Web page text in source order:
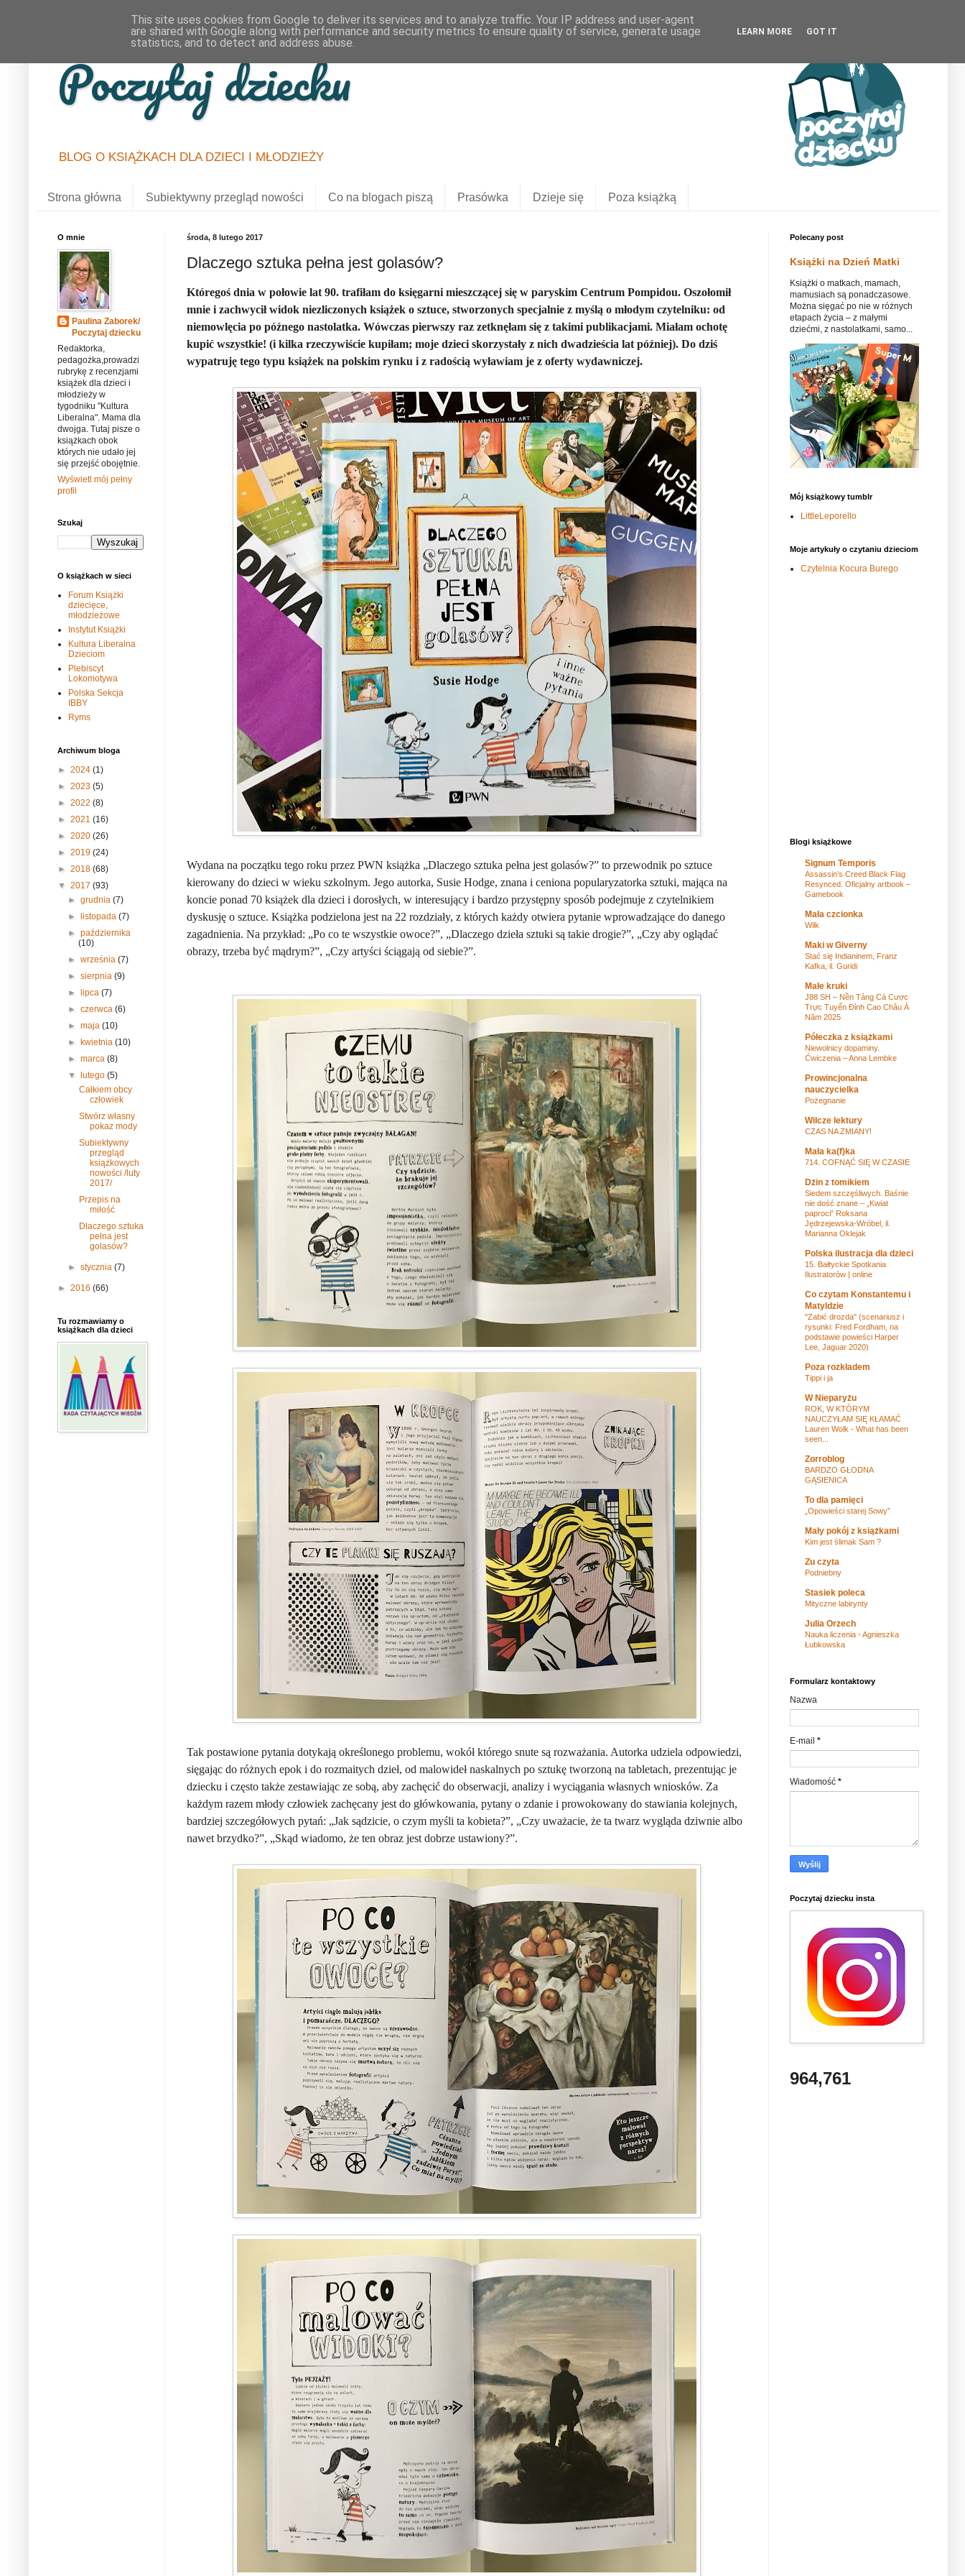
Poczytaj dziecku
BLOG O KSIĄŻKACH DLA DZIECI I MŁODZIEŻY
Strona główna Subiektywny przegląd nowości Co na blogach piszą Prasówka Dzieje się Poza książką
środa, 8 lutego 2017
Dlaczego sztuka pełna jest golasów?
Któregoś dnia w połowie lat 90. trafiłam do księgarni mieszczącej się w paryskim Centrum Pompidou. Oszołomił
mnie i zachwycił widok niezliczonych książek o sztuce, stworzonych specjalnie z myślą o młodym czytelniku: od
niemowlęcia po późnego nastolatka. Wówczas pierwszy raz zetknęłam się z takimi publikacjami. Miałam ochotę
kupić wszystkie! (i kilka rzeczywiście kupiłam; moje dzieci skorzystały z nich dwadzieścia lat później). Do dziś
wypatruję tego typu książek na polskim rynku i z radością wyławiam je z oferty wydawniczej.
Wydana na początku tego roku przez PWN książka „Dlaczego sztuka pełna jest golasów?” to przewodnik po sztuce
kierowany do dzieci w wieku szkolnym. Jego autorka, Susie Hodge, znana i ceniona popularyzatorka sztuki, mająca na
koncie ponad 70 książek dla dzieci i dorosłych, w interesujący i bardzo przystępny sposób podejmuje z czytelnikiem
dyskusję o sztuce. Książka podzielona jest na 22 rozdziały, z których każdy otwiera pytanie wprowadzające do danego
zagadnienia. Na przykład: „Po co te wszystkie owoce?”, „Dlaczego dzieła sztuki są takie drogie?”, „Czy aby oglądać
obrazy, trzeba być mądrym?”, „Czy artyści ściągają od siebie?”.
Tak postawione pytania dotykają określonego problemu, wokół którego snute są rozważania. Autorka udziela odpowiedzi,
sięgając do różnych epok i do rozmaitych dzieł, od malowideł naskalnych po sztukę tworzoną na tabletach, prezentując je
dziecku i często także zestawiając ze sobą, aby zachęcić do obserwacji, analizy i wyciągania własnych wniosków. Za
każdym razem młody człowiek zachęcany jest do główkowania, pytany o zdanie i prowokowany do stawiania kolejnych,
bardziej szczegółowych pytań: „Jak sądzicie, o czym myśli ta kobieta?”, „Czy uważacie, że ta twarz wygląda dziwnie albo
nawet brzydko?”, „Skąd wiadomo, że ten obraz jest dobrze ustawiony?”.
O mnie
Paulina Zaborek/
Poczytaj dziecku
Redaktorka,
pedagożka,prowadzi
rubrykę z recenzjami
książek dla dzieci i
młodzieży w
tygodniku "Kultura
Liberalna". Mama dla
dwojga. Tutaj pisze o
książkach obok
których nie udało jej
się przejść obojętnie.
Wyświetl mój pełny
profil
Szukaj
O książkach w sieci
Forum Książki
dziecięce,
młodzieżowe
Instytut Książki
Kultura Liberalna
Dzieciom
Plebiscyt
Lokomotywa
Polska Sekcja
IBBY
Ryms
Archiwum bloga
► 2024 (1)
► 2023 (5)
► 2022 (8)
► 2021 (16)
► 2020 (26)
► 2019 (24)
► 2018 (68)
▼ 2017 (93)
►grudnia(7)
►
listopada(7)
►października
(10)
►września(7)
►sierpnia(9)
►
lipca(7)
►czerwca(6)
►maja(10)
►
kwietnia(10)
►marca(8)
▼
lutego(5)
Całkiem obcy
człowiek
Stwórz własny
pokaz mody
Subiektywny
przegląd
książkowych
nowości /luty
2017/
Przepis na
miłość
Dlaczego sztuka
pełna jest
golasów?
►stycznia(7)
► 2016 (66)
Tu rozmawiamy o
książkach dla dzieci
Polecany post
Książki na Dzień Matki
Książki o matkach, mamach,
mamusiach są ponadczasowe.
Można sięgać po nie w różnych
etapach życia – z małymi
dziećmi, z nastolatkami, samo...
Mój książkowy tumblr
LittleLeporello
Moje artykuły o czytaniu dzieciom
Czytelnia Kocura Burego
Blogi książkowe
Signum Temporis
Assassin’s Creed Black Flag
Resynced. Oficjalny artbook –
Gamebook
Mała czcionka
Wilk
Maki w Giverny
Stać się Indianinem, Franz
Kafka, il. Guridi
Małe kruki
J88 SH – Nền Tảng Cá Cược
Trực Tuyến Đỉnh Cao Châu Á
Năm 2025
Półeczka z książkami
Niewolnicy dopaminy.
Ćwiczenia – Anna Lembke
Prowincjonalna
nauczycielka
Pożegnanie
Wilcze lektury
CZAS NA ZMIANY!
Mała ka(f)ka
714. COFNĄĆ SIĘ W CZASIE
Dżin z tomikiem
Siedem szczęśliwych. Baśnie
nie dość znane – „Kwiat
paproci” Roksana
Jędrzejewska-Wróbel, il.
Marianna Oklejak
Polska ilustracja dla dzieci
15. Bałtyckie Spotkania
Ilustratorów | online
Co czytam Konstantemu i
Matyldzie
"Zabić drozda" (scenariusz i
rysunki: Fred Fordham, na
podstawie powieści Harper
Lee, Jaguar 2020)
Poza rozkładem
Tippi i ja
W Nieparyżu
ROK, W KTÓRYM
NAUCZYŁAM SIĘ KŁAMAĆ
Lauren Wolk - What has been
seen...
Zorroblog
BARDZO GŁODNA
GĄSIENICA
To dla pamięci
„Opowieści starej Sowy”
Mały pokój z książkami
Kim jest ślimak Sam ?
Zu czyta
Podniebny
Stasiek poleca
Mityczne labirynty
Julia Orzech
Nauka liczenia - Agnieszka
Łubkowska
Formularz kontaktowy
Nazwa
E-mail *
Wiadomość *
Poczytaj dziecku insta
964,761
This site uses cookies from Google to deliver its services and to analyze traffic. Your IP address and user-agent
are shared with Google along with performance and security metrics to ensure quality of service, generate usage
statistics, and to detect and address abuse.
LEARN MORE GOT IT